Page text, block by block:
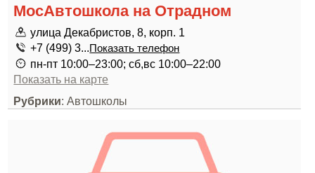
МосАвтошкола на Отрадном
улица Декабристов, 8, корп. 1
+7 (499) 3...Показать телефон
пн-пт 10:00–23:00; сб,вс 10:00–22:00
Показать на карте
Рубрики: Автошколы